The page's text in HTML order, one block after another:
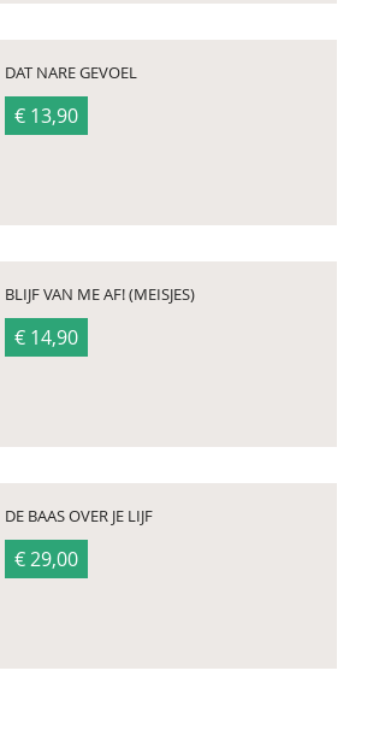
DAT NARE GEVOEL
€ 13,90
BLIJF VAN ME AF! (MEISJES)
€ 14,90
DE BAAS OVER JE LIJF
€ 29,00